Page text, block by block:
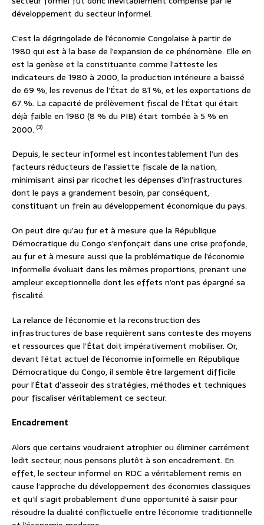
développement du secteur informel.
C’est la dégringolade de l’économie Congolaise à partir de
1980 qui est à la base de l’expansion de ce phénomène. Elle en
est la genèse et la constituante comme l’atteste les
indicateurs de 1980 à 2000, la production intérieure a baissé
de 69 %, les revenus de l’État de 81 %, et les exportations de
67 %. La capacité de prélèvement fiscal de l’État qui était
déjà faible en 1980 (8 % du PIB) était tombée à 5 % en
2000. (3)
Depuis, le secteur informel est incontestablement l’un des
facteurs réducteurs de l’assiette fiscale de la nation,
minimisant ainsi par ricochet les dépenses d’infrastructures
dont le pays a grandement besoin, par conséquent,
constituant un frein au développement économique du pays.
On peut dire qu’au fur et à mesure que la République
Démocratique du Congo s’enfonçait dans une crise profonde,
au fur et à mesure aussi que la problématique de l’économie
informelle évoluait dans les mêmes proportions, prenant une
ampleur exceptionnelle dont les effets n’ont pas épargné sa
fiscalité.
La relance de l’économie et la reconstruction des
infrastructures de base requièrent sans conteste des moyens
et ressources que l’État doit impérativement mobiliser. Or,
devant l’état actuel de l’économie informelle en République
Démocratique du Congo, il semble être largement difficile
pour l’État d’asseoir des stratégies, méthodes et techniques
pour fiscaliser véritablement ce secteur.
Encadrement
Alors que certains voudraient atrophier ou éliminer carrément
ledit secteur, nous pensons plutôt à son encadrement. En
effet, le secteur informel en RDC a véritablement remis en
cause l’approche du développement des économies classiques
et qu’il s’agit probablement d’une opportunité à saisir pour
résoudre la dualité conflictuelle entre l’économie traditionnelle